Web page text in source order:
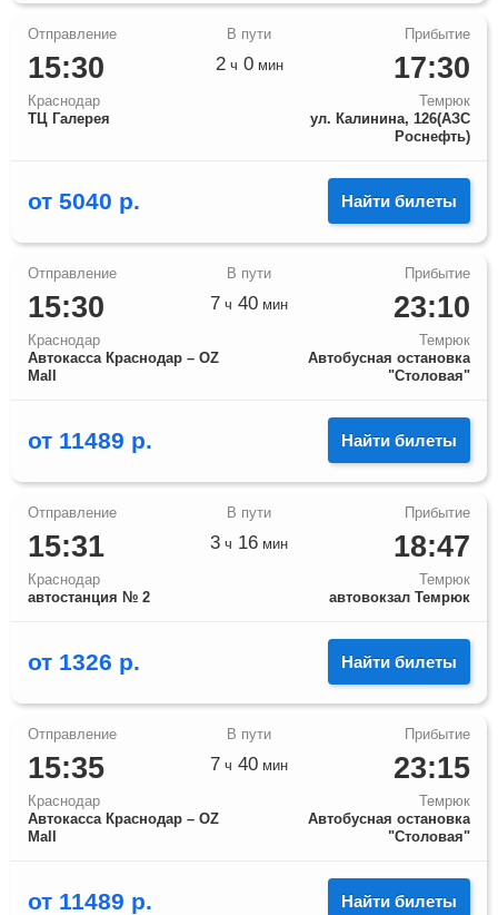
15:30
Краснодар
ТЦ Галерея
17:30
Темрюк
ул. Калинина, 126(АЗС
Роснефть)
2ч 0мин
от 5040 р. Найти билеты
15:30
Краснодар
Автокасса Краснодар – OZ
Mall
23:10
Темрюк
Автобусная остановка
"Столовая"
7 ч 40 мин
от 11489 р. Найти билеты
15:31
Краснодар
автостанция № 2
18:47
Темрюк
автовокзал Темрюк
3 ч 16 мин
от 1326 р. Найти билеты
15:35
Краснодар
Автокасса Краснодар – OZ
Mall
23:15
Темрюк
Автобусная остановка
"Столовая"
7 ч 40 мин
от 11489 р. Найти билеты